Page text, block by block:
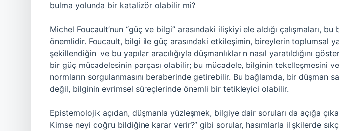
bulma yolunda bir katalizör olabilir mi?
Michel Foucault’nun “güç ve bilgi” arasındaki ilişkiyi ele aldığı çalışmaları,
önemlidir. Foucault, bilgi ile güç arasındaki etkileşimin, bireylerin toplumsal
şekillendiğini ve bu yapılar aracılığıyla düşmanlıkların nasıl yaratıldığını
bir güç mücadelesinin parçası olabilir; bu mücadele, bilginin tekelleşmesini
normların sorgulanmasını beraberinde getirebilir. Bu bağlamda, bir düşman
değil, bilginin evrimsel süreçlerinde önemli bir tetikleyici olabilir.
Epistemolojik açıdan, düşmanla yüzleşmek, bilgiye dair soruları da açığa
Kimse neyi doğru bildiğine karar verir?” gibi sorular, hasımlarla ilişkilerde